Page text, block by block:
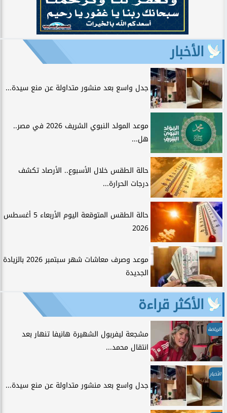
الأخبار
جدل واسع بعد منشور متداولة عن منع سيدة...
موعد المولد النبوي الشريف 2026 في مصر..
هل...
حالة الطقس خلال الأسبوع.. الأرصاد تكشف
درجات الحرارة...
حالة الطقس المتوقعة اليوم الأربعاء 5 أغسطس
2026
موعد وصرف معاشات شهر سبتمبر 2026 بالزيادة
الجديدة
الأكثر قراءة
الرياضة
مشجعة ليفربول الشهيرة هانيفا تنهار بعد
انتقال محمد...
الأخبار
جدل واسع بعد منشور متداولة عن منع سيدة...